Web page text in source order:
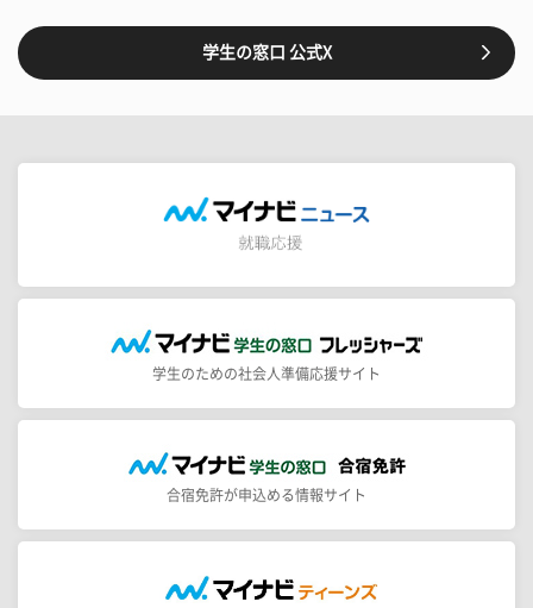
学生の窓口 公式X
学生のための社会人準備応援サイト
合宿免許が申込める情報サイト